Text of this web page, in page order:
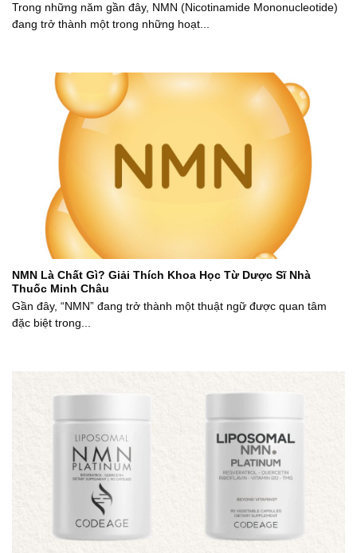
Trong những năm gần đây, NMN (Nicotinamide Mononucleotide)
đang trở thành một trong những hoạt...
NMN Là Chất Gì? Giải Thích Khoa Học Từ Dược Sĩ Nhà
Thuốc Minh Châu
Gần đây, “NMN” đang trở thành một thuật ngữ được quan tâm
đặc biệt trong...